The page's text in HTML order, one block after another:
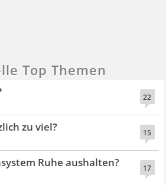
Top Themen
22
15
zu viel?
17
Ruhe aushalten?